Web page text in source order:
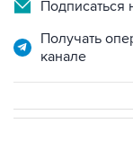
Подписаться
Получать
канале